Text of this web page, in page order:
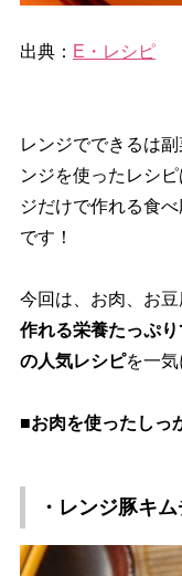
出典： E・レシピ
レンジでできるは
ンジを使ったレシ
ジだけで作れる食
です！
今回は、お肉、お
作れる栄養たっぷ
の人気レシピを一気
■お肉を使ったしっ
・レンジ豚キ